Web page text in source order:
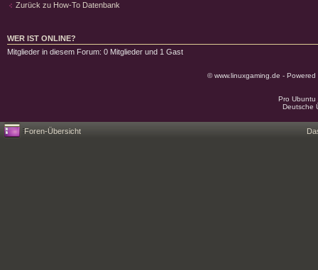
Zurück zu How-To Datenbank
WER IST ONLINE?
Mitglieder in diesem Forum: 0 Mitglieder und 1 Gast
© www.linuxgaming.de -
Pro
Deutsche
Foren-Übersicht